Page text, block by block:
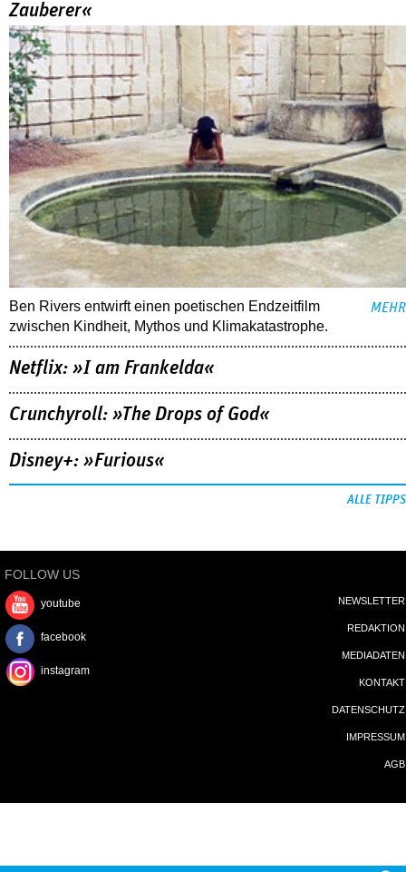
Zauberer«
Ben Rivers entwirft einen poetischen Endzeitfilm
zwischen Kindheit, Mythos und Klimakatastrophe.
MEHR
Netflix: »I am Frankelda«
Crunchyroll: »The Drops of God«
Disney+: »Furious«
ALLE TIPPS
FOLLOW US
youtube
facebook
instagram
NEWSLETTER
REDAKTION
MEDIADATEN
KONTAKT
DATENSCHUTZ
IMPRESSUM
AGB